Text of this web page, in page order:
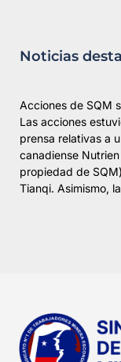
Noticias
Acciones de SQM
Las acciones
prensa relativas a
canadiense
propiedad de
Tianqi. Asimismo,